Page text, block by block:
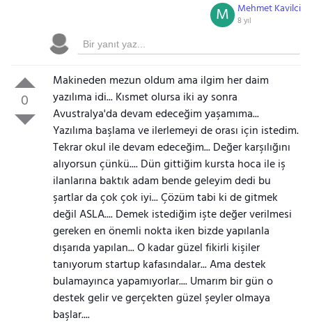
Mehmet Kavilci
8 yıl
M
0
Makineden mezun oldum ama ilgim her daim
yazılıma idi... Kısmet olursa iki ay sonra
Avustralya'da devam edeceğim yaşamıma...
Yazılıma başlama ve ilerlemeyi de orası için istedim.
Tekrar okul ile devam edeceğim... Değer karşılığını
alıyorsun çünkü.... Dün gittiğim kursta hoca ile iş
ilanlarına baktık adam bende geleyim dedi bu
şartlar da çok çok iyi... Çözüm tabi ki de gitmek
değil ASLA.... Demek istediğim işte değer verilmesi
gereken en önemli nokta iken bizde yapılanla
dışarıda yapılan... O kadar güzel fikirli kişiler
tanıyorum startup kafasındalar... Ama destek
bulamayınca yapamıyorlar.... Umarım bir gün o
destek gelir ve gerçekten güzel şeyler olmaya
başlar....